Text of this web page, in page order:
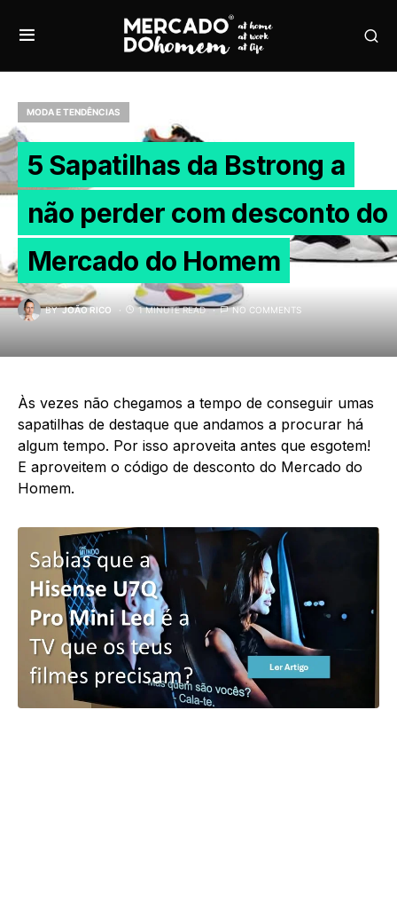
MODA E TENDÊNCIAS
5 Sapatilhas da Bstrong a
não perder com desconto do
Mercado do Homem
BY JOÃO RICO 1 MINUTE READ NO COMMENTS
Às vezes não chegamos a tempo de conseguir umas
sapatilhas de destaque que andamos a procurar há
algum tempo. Por isso aproveita antes que esgotem!
E aproveitem o código de desconto do Mercado do
Homem.